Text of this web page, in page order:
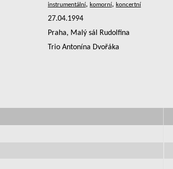
,
,
27.04.1994
Praha, Malý sál Rudolfina
Trio Antonína Dvořáka